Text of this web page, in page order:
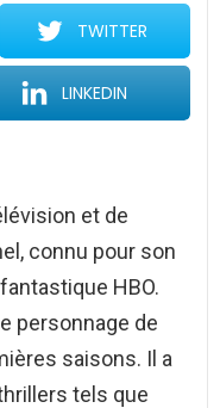
TWITTER
LINKEDIN
et de
connu pour son
HBO.
personnage de
saisons. Il a
tels que